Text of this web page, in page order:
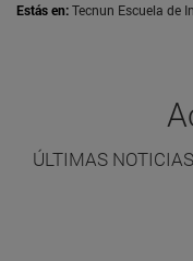
Estás en:Tecnun Escuela de
ÚLTIMAS